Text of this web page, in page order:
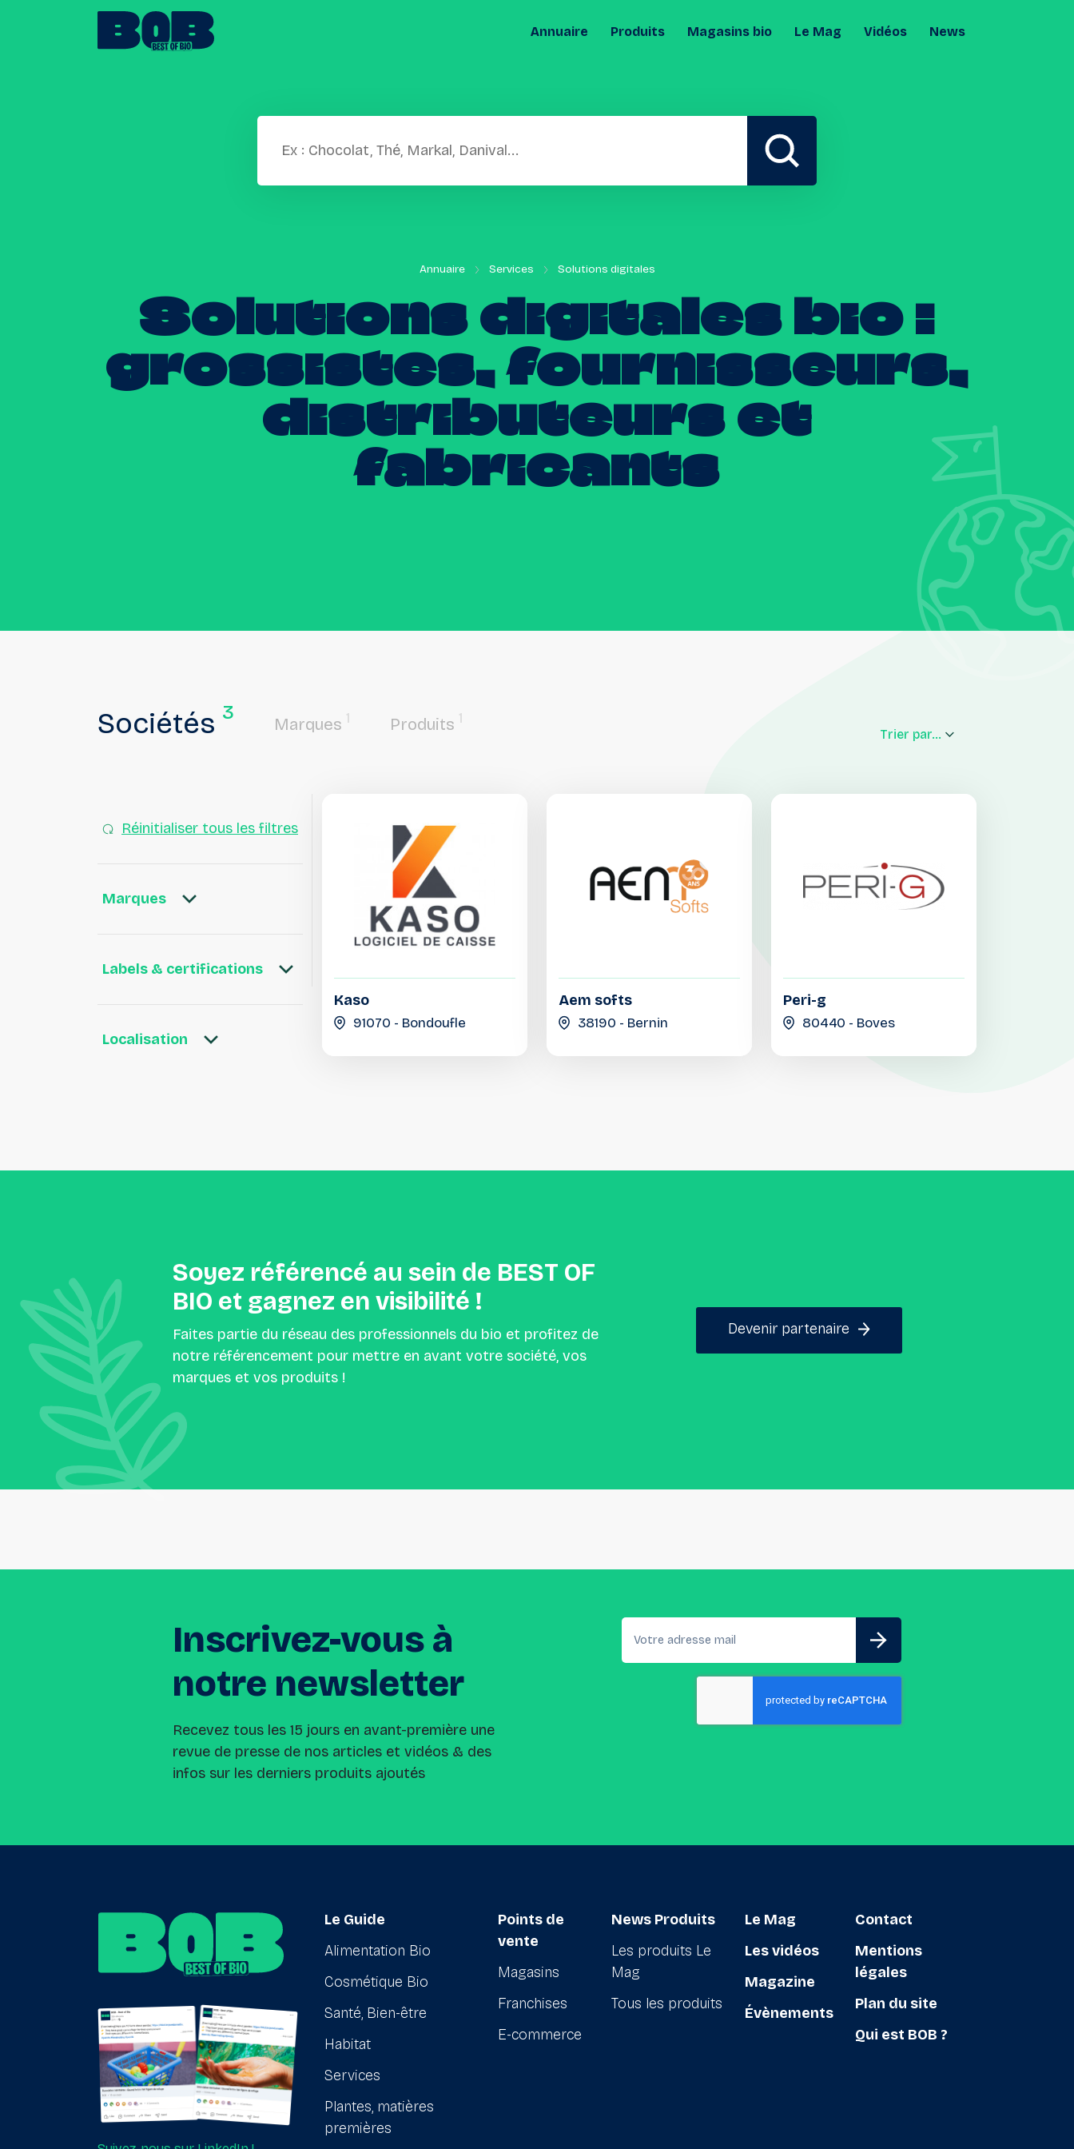
Annuaire Produits Magasins bio Le Mag Vidéos News
Annuaire Services Solutions digitales
Solutionsdigitalesbio:
grossistes,fournisseurs,
distributeurset
fabricants
Sociétés 3
Marques 1 Produits 1
Trier par...
Réinitialiser tous les filtres
Marques
Labels & certifications
Localisation
Kaso
91070 - Bondoufle
Aem softs
38190 - Bernin
Peri-g
80440 - Boves
Soyez référencé au sein de BEST OF
BIO et gagnez en visibilité !
Faites partie du réseau des professionnels du bio et profitez de
notre référencement pour mettre en avant votre société, vos
marques et vos produits !
Devenir partenaire
Inscrivez-vous à
notre newsletter
Recevez tous les 15 jours en avant-première une
revue de presse de nos articles et vidéos & des
infos sur les derniers produits ajoutés
Le Guide
Alimentation Bio
Cosmétique Bio
Santé, Bien-être
Habitat
Services
Plantes, matières
premières
Points de
vente
Magasins
Franchises
E-commerce
News Produits
Les produits Le
Mag
Tous les produits
Le Mag
Les vidéos
Magazine
Évènements
Contact
Mentions
légales
Plan du site
Qui est BOB ?